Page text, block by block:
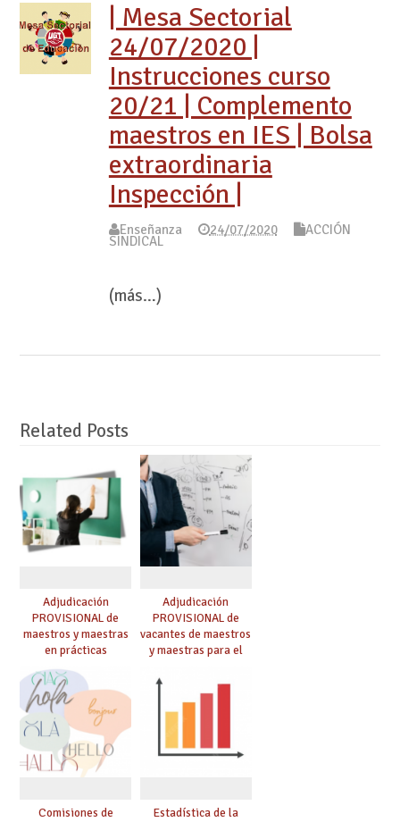
| Mesa Sectorial
24/07/2020 |
Instrucciones curso
20/21 | Complemento
maestros en IES | Bolsa
extraordinaria
Inspección |
Enseñanza 24/07/2020 ACCIÓN
SINDICAL
(más…)
Related Posts
Adjudicación
PROVISIONAL de
maestros y maestras
en prácticas
Adjudicación
PROVISIONAL de
vacantes de maestros
y maestras para el
Comisiones de
Estadística de la